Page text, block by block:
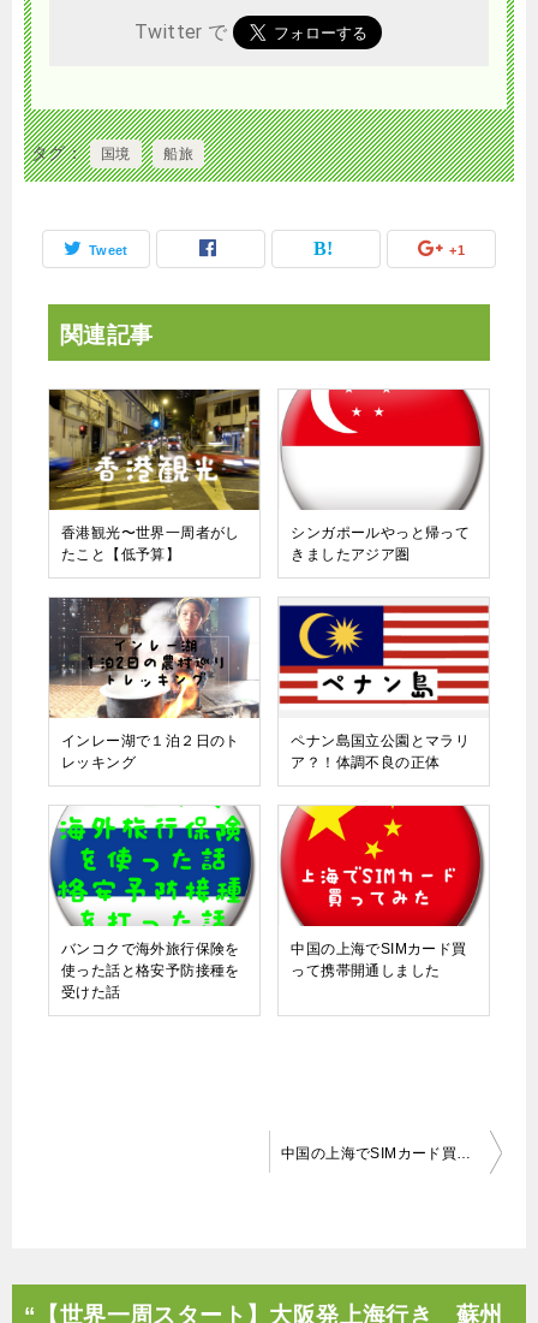
Twitter で
タグ 国境 船旅
Tweet +1
関連記事
香港観光〜世界一周者がし
たこと【低予算】
シンガポールやっと帰って
きましたアジア圏
インレー湖で１泊２日のト
レッキング
ペナン島国立公園とマラリ
ア？！体調不良の正体
バンコクで海外旅行保険を
使った話と格安予防接種を
受けた話
中国の上海でSIMカード買
って携帯開通しました
ゲ
“【世界一周スタート】大阪発上海行き 蘇州